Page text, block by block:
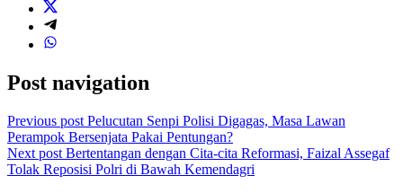
Post navigation
Previous post Pelucutan Senpi Polisi Digagas, Masa Lawan
Perampok Bersenjata Pakai Pentungan?
Next post Bertentangan dengan Cita-cita Reformasi, Faizal Assegaf
Tolak Reposisi Polri di Bawah Kemendagri